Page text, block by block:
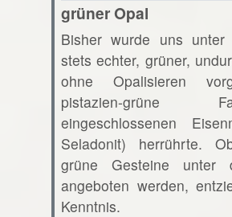
grüner Opal
Bisher wurde uns unter
stets echter, grüner,
ohne Opalisieren
pistazien-grüne
eingeschlossenen
Seladonit) herrührte.
grüne Gesteine unter
angeboten werden,
Kenntnis.